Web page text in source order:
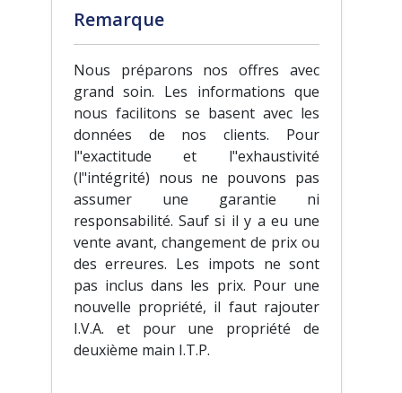
Remarque
Nous préparons nos offres avec
grand soin. Les informations que
nous facilitons se basent avec les
données de nos clients. Pour
l"exactitude et l"exhaustivité
(l"intégrité) nous ne pouvons pas
assumer une garantie ni
responsabilité. Sauf si il y a eu une
vente avant, changement de prix ou
des erreures. Les impots ne sont
pas inclus dans les prix. Pour une
nouvelle propriété, il faut rajouter
I.V.A. et pour une propriété de
deuxième main I.T.P.